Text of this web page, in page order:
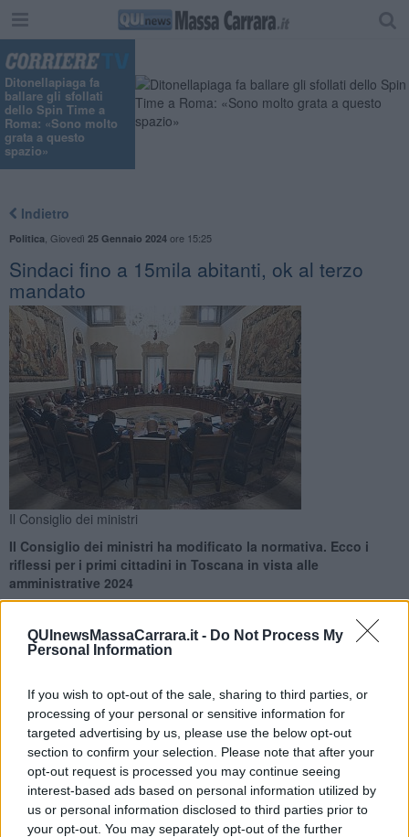
QUInewsMassaCarrara.it - Do Not Process My
Personal Information
If you wish to opt-out of the sale, sharing to third parties, or
processing of your personal or sensitive information for
targeted advertising by us, please use the below opt-out
section to confirm your selection. Please note that after your
opt-out request is processed you may continue seeing
interest-based ads based on personal information utilized by
us or personal information disclosed to third parties prior to
your opt-out. You may separately opt-out of the further
Ditonellapiaga fa
ballare gli sfollati
dello Spin Time a
Roma: «Sono molto
grata a questo
spazio»
Indietro
Politica Giovedì 25 Gennaio 2024ore 15:25
Sindaci fino a 15mila abitanti, ok al terzo
mandato
Il Consiglio dei ministri
Il Consiglio dei ministri ha modificato la normativa. Ecco i
riflessi per i primi cittadini in Toscana in vista alle
amministrative 2024
ROMA —Via il limite di due mandati per i sindaci di Comuni fino a
15mila abitanti: per i primi cittadini dei Comuni più piccoli,fino a
5mila abitanti non ci sarà alcun limite; per quelli dei Comuni fra
5 e 15mila abitanti potrà esserci unterzo mandato.
La decisione è arrivata oggi dal Consiglio dei ministri, che ha
anche formalizzato la data per le prossime elezioni europee ed
amministrative fissandola nell' 8 e 9 Giugno 2024.